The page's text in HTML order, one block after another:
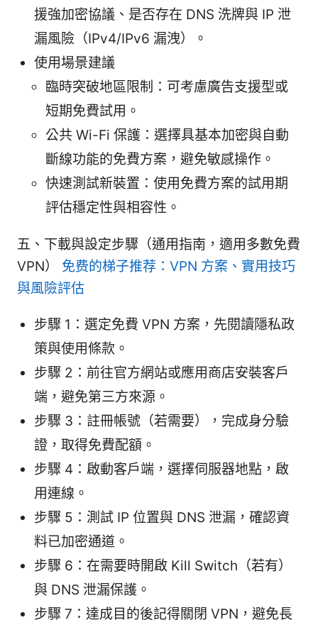
援強加密協議、是否存在 DNS 洗牌與 IP 泄
漏風險（IPv4/IPv6 漏洩）。
使用場景建議
臨時突破地區限制：可考慮廣告支援型或
短期免費試用。
公共 Wi-Fi 保護：選擇具基本加密與自動
斷線功能的免費方案，避免敏感操作。
快速測試新裝置：使用免費方案的試用期
評估穩定性與相容性。
五、下載與設定步驟（通用指南，適用多數免費
VPN） 免费的梯子推荐：VPN 方案、實用技巧
與風險評估
步驟 1：選定免費 VPN 方案，先閱讀隱私政
策與使用條款。
步驟 2：前往官方網站或應用商店安裝客戶
端，避免第三方來源。
步驟 3：註冊帳號（若需要），完成身分驗
證，取得免費配額。
步驟 4：啟動客戶端，選擇伺服器地點，啟
用連線。
步驟 5：測試 IP 位置與 DNS 泄漏，確認資
料已加密通道。
步驟 6：在需要時開啟 Kill Switch（若有）
與 DNS 泄漏保護。
步驟 7：達成目的後記得關閉 VPN，避免長